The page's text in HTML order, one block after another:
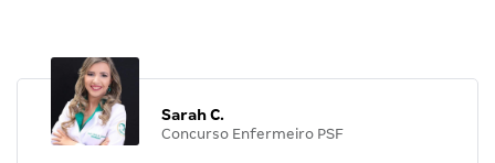
Sarah C.
Concurso Enfermeiro PSF